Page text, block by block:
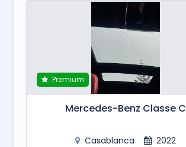
Premium
Mercedes-Benz Classe C
Casablanca 2022